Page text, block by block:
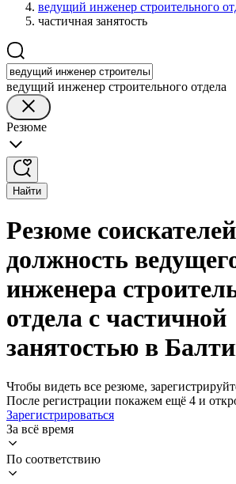
ведущий инженер строительного
частичная занятость
ведущий инженер строительного отдела
Резюме
Найти
Резюме
должность
инженера
отдела с частичной
занятостью в
Чтобы видеть все резюме,
После регистрации покажем ещё 4 и
Зарегистрироваться
За всё время
По соответствию